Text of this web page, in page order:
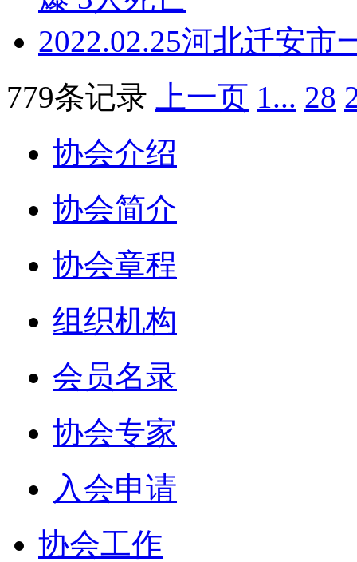
2022.02.25河北迁安市
779条记录
上一页 1... 28
协会介绍
协会简介
协会章程
组织机构
会员名录
协会专家
入会申请
协会工作